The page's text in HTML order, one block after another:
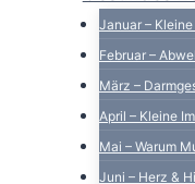
Januar –
Februar –
März –
April – Kleine
Mai – Warum
Juni – Herz &